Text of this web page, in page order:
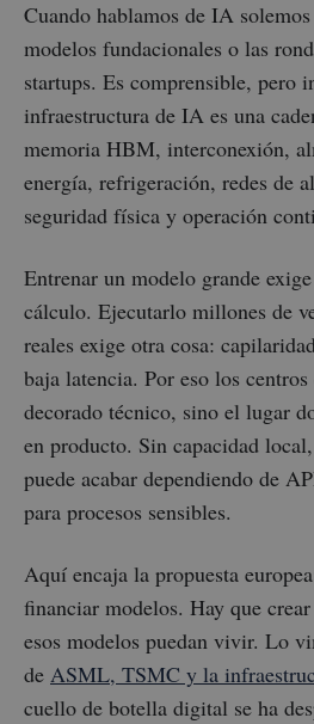
Cuando hablamos de IA
modelos fundacionales o las
startups. Es comprensible, pero
infraestructura de IA es una
memoria HBM, interconexión,
energía, refrigeración, redes de
seguridad física y operación
Entrenar un modelo grande
cálculo. Ejecutarlo millones de
reales exige otra cosa:
baja latencia. Por eso los
decorado técnico, sino el lugar
en producto. Sin capacidad
puede acabar dependiendo de
para procesos sensibles.
Aquí encaja la propuesta
financiar modelos. Hay que
esos modelos puedan vivir. Lo
de ASML, TSMC y la
cuello de botella digital se ha